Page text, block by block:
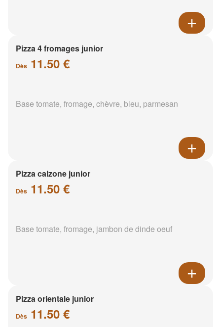
Pizza 4 fromages junior
Dès 11.50 €
Base tomate, fromage, chèvre, bleu, parmesan
Pizza calzone junior
Dès 11.50 €
Base tomate, fromage, jambon de dinde oeuf
Pizza orientale junior
Dès 11.50 €